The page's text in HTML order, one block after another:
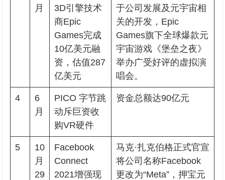
月
3D引擎技术
商Epic
Games完成
10亿美元融
资，估值287
亿美元
于公司发展及元宇宙相
关的开发，Epic
Games旗下全球爆款元
宇宙游戏《堡垒之夜》
举办广受好评的虚拟演
唱会。
4
6
月
PICO 字节跳
动斥巨资收
购VR硬件
资金总额达90亿元
5
10
月
29
Facebook
Connect
2021增强现
马克·扎克伯格正式官宣
将公司名称Facebook
更改为“Meta”，押宝元